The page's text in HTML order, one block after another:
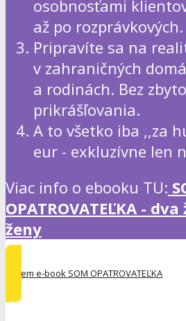
osobnosťami
až po rozprávkových.
Pripravíte sa na
v zahraničných
a rodinách. Bez
prikrášľovania.
A to všetko iba ,,za
eur - exkluzívne len
Viac info o ebooku TU:
OPATROVATEĽKA -
ženy
Chcem e-book SOM OPATROVATEĽKA